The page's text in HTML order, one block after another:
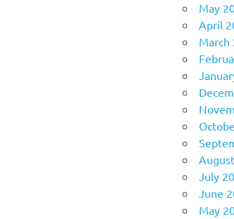
May
April
March
July
June
May